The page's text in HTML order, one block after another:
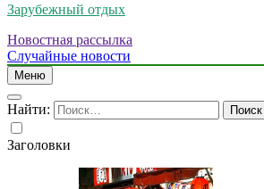
Зарубежный отдых
Новостная рассылка
Случайные новости
Меню
Найти:
Заголовки